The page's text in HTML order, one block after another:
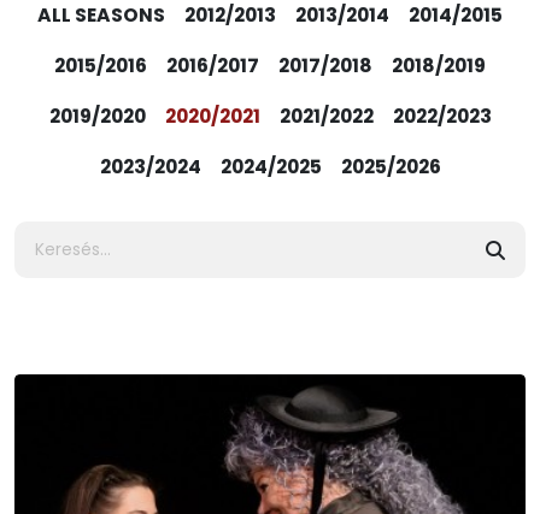
ALL SEASONS 2012/2013 2013/2014
2014/2015
2015/2016
2016/2017 2017/2018
2018/2019
2019/2020
2020/2021 2021/2022
2022/2023
2023/2024
2024/2025 2025/2026